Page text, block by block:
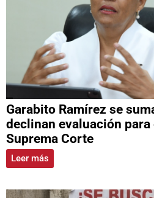
Garabito Ramírez se
declinan evaluación
Suprema Corte
Leer más